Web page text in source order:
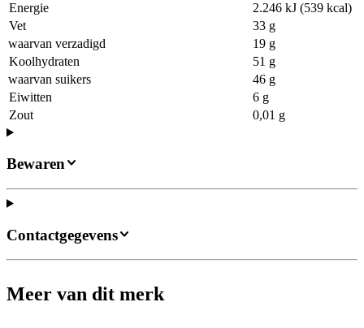
Energie
2.246 kJ (539 kcal)
Vet
33 g
waarvan verzadigd
19 g
Koolhydraten
51 g
waarvan suikers
46 g
Eiwitten
6 g
Zout
0,01 g
Bewaren
Contactgegevens
Meer van dit merk